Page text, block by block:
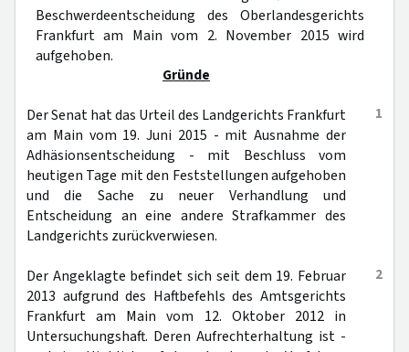
Beschwerdeentscheidung des Oberlandesgerichts
Frankfurt am Main vom 2. November 2015 wird
aufgehoben.
Gründe
1
Der Senat hat das Urteil des Landgerichts Frankfurt
am Main vom 19. Juni 2015 - mit Ausnahme der
Adhäsionsentscheidung - mit Beschluss vom
heutigen Tage mit den Feststellungen aufgehoben
und die Sache zu neuer Verhandlung und
Entscheidung an eine andere Strafkammer des
Landgerichts zurückverwiesen.
2
Der Angeklagte befindet sich seit dem 19. Februar
2013 aufgrund des Haftbefehls des Amtsgerichts
Frankfurt am Main vom 12. Oktober 2012 in
Untersuchungshaft. Deren Aufrechterhaltung ist -